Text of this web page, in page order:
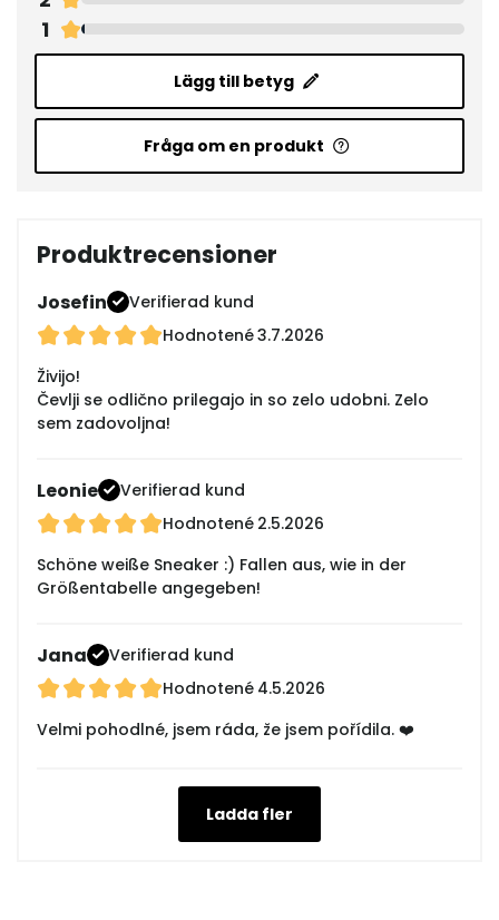
1
Lägg till betyg
Fråga om en produkt
Produktrecensioner
Josefin
Verifierad kund
Hodnotené3.7.2026
Živijo!
Čevlji se odlično prilegajo in so zelo udobni. Zelo
sem zadovoljna!
Leonie
Verifierad kund
Hodnotené 2.5.2026
Schöne weiße Sneaker :) Fallen aus, wie in der
Größentabelle angegeben!
Jana
Verifierad kund
Hodnotené 4.5.2026
Velmi pohodlné, jsem ráda, že jsem pořídila. ❤️
Ladda fler